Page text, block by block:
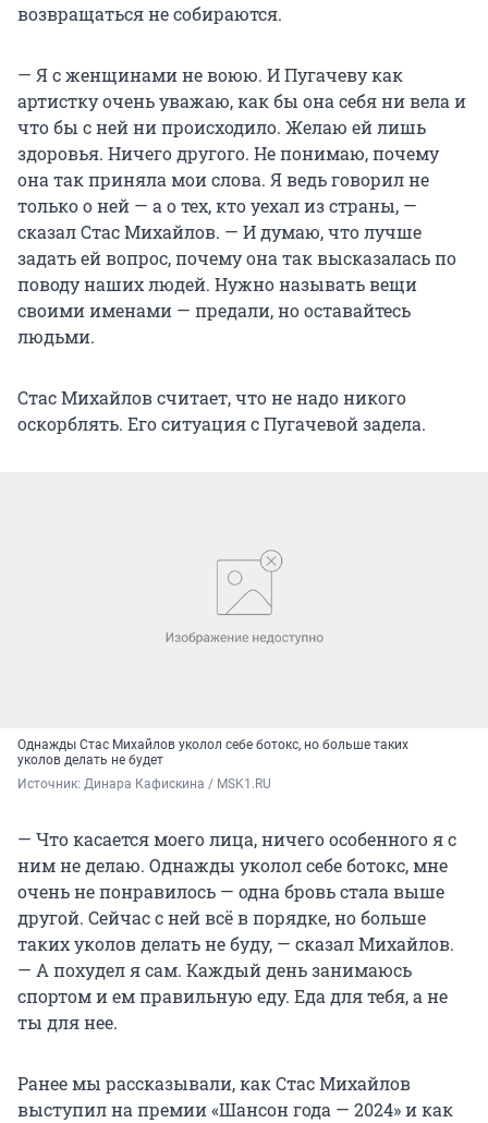
возвращаться не собираются.
— Я с женщинами не воюю. И Пугачеву как
артистку очень уважаю, как бы она себя ни вела и
что бы с ней ни происходило. Желаю ей лишь
здоровья. Ничего другого. Не понимаю, почему
она так приняла мои слова. Я ведь говорил не
только о ней — а о тех, кто уехал из страны, —
сказал Стас Михайлов. — И думаю, что лучше
задать ей вопрос, почему она так высказалась по
поводу наших людей. Нужно называть вещи
своими именами — предали, но оставайтесь
людьми.
Стас Михайлов считает, что не надо никого
оскорблять. Его ситуация с Пугачевой задела.
Однажды Стас Михайлов уколол себе ботокс, но больше таких
уколов делать не будет
Источник: Динара Кафискина / MSK1.RU
— Что касается моего лица, ничего особенного я с
ним не делаю. Однажды уколол себе ботокс, мне
очень не понравилось — одна бровь стала выше
другой. Сейчас с ней всё в порядке, но больше
таких уколов делать не буду, — сказал Михайлов.
— А похудел я сам. Каждый день занимаюсь
спортом и ем правильную еду. Еда для тебя, а не
ты для нее.
Ранее мы рассказывали, как Стас Михайлов
выступил на премии «Шансон года — 2024» и как